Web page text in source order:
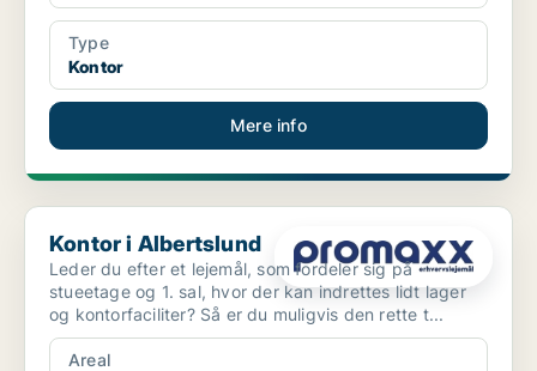
Type
Kontor
Mere info
Kontor i Albertslund
Kontor i Albertslund
Leder du efter et lejemål, som fordeler sig på
stueetage og 1. sal, hvor der kan indrettes lidt lager
og kontorfaciliter? Så er du muligvis den rette t...
Areal